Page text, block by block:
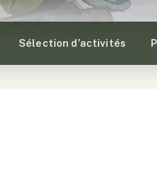
Sélection d’activités